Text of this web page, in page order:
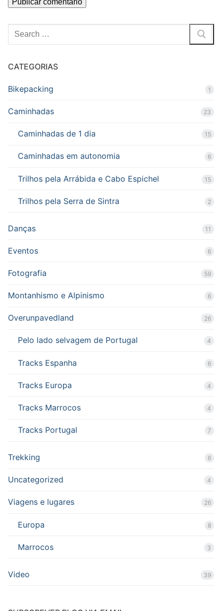
Pesquisar
por:
CATEGORIAS
Bikepacking 1
Caminhadas 23
Caminhadas de 1 dia 15
Caminhadas em autonomia 6
Trilhos pela Arrábida e Cabo Espichel 15
Trilhos pela Serra de Sintra 2
Danças 11
Eventos 6
Fotografia 59
Montanhismo e Alpinismo 6
Overunpavedland 26
Pelo lado selvagem de Portugal 4
Tracks Espanha 6
Tracks Europa 4
Tracks Marrocos 4
Tracks Portugal 7
Trekking 6
Uncategorized 4
Viagens e lugares 26
Europa 8
Marrocos 3
Video 39